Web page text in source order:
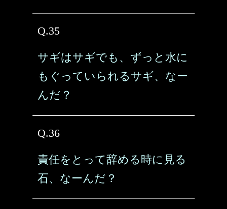
Q.35
サギはサギでも、ずっと水に
もぐっていられるサギ、なー
んだ？
Q.36
責任をとって辞める時に見る
石、なーんだ？